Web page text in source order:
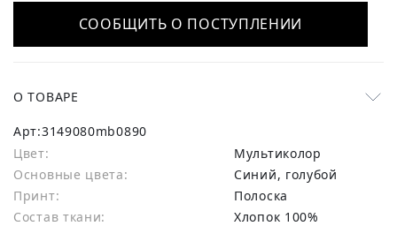
СООБЩИТЬ О ПОСТУПЛЕНИИ
О ТОВАРЕ
Арт:3149080mb0890
Цвет:
Мультиколор
Основные цвета:
синий, голубой
Принт:
Полоска
Состав ткани:
хлопок 100%